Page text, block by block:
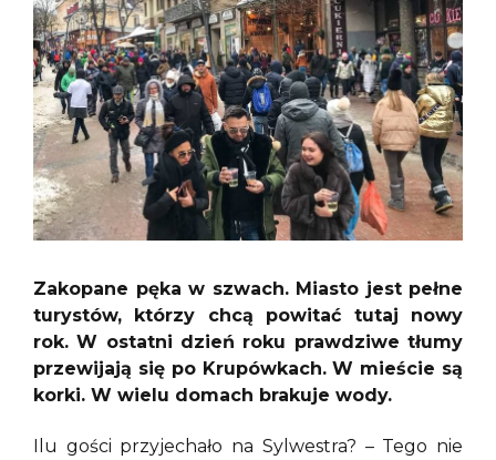
Zakopane pęka w szwach. Miasto jest pełne
turystów, którzy chcą powitać tutaj nowy
rok. W ostatni dzień roku prawdziwe tłumy
przewijają się po Krupówkach. W mieście są
korki. W wielu domach brakuje wody.
Ilu gości przyjechało na Sylwestra? – Tego nie